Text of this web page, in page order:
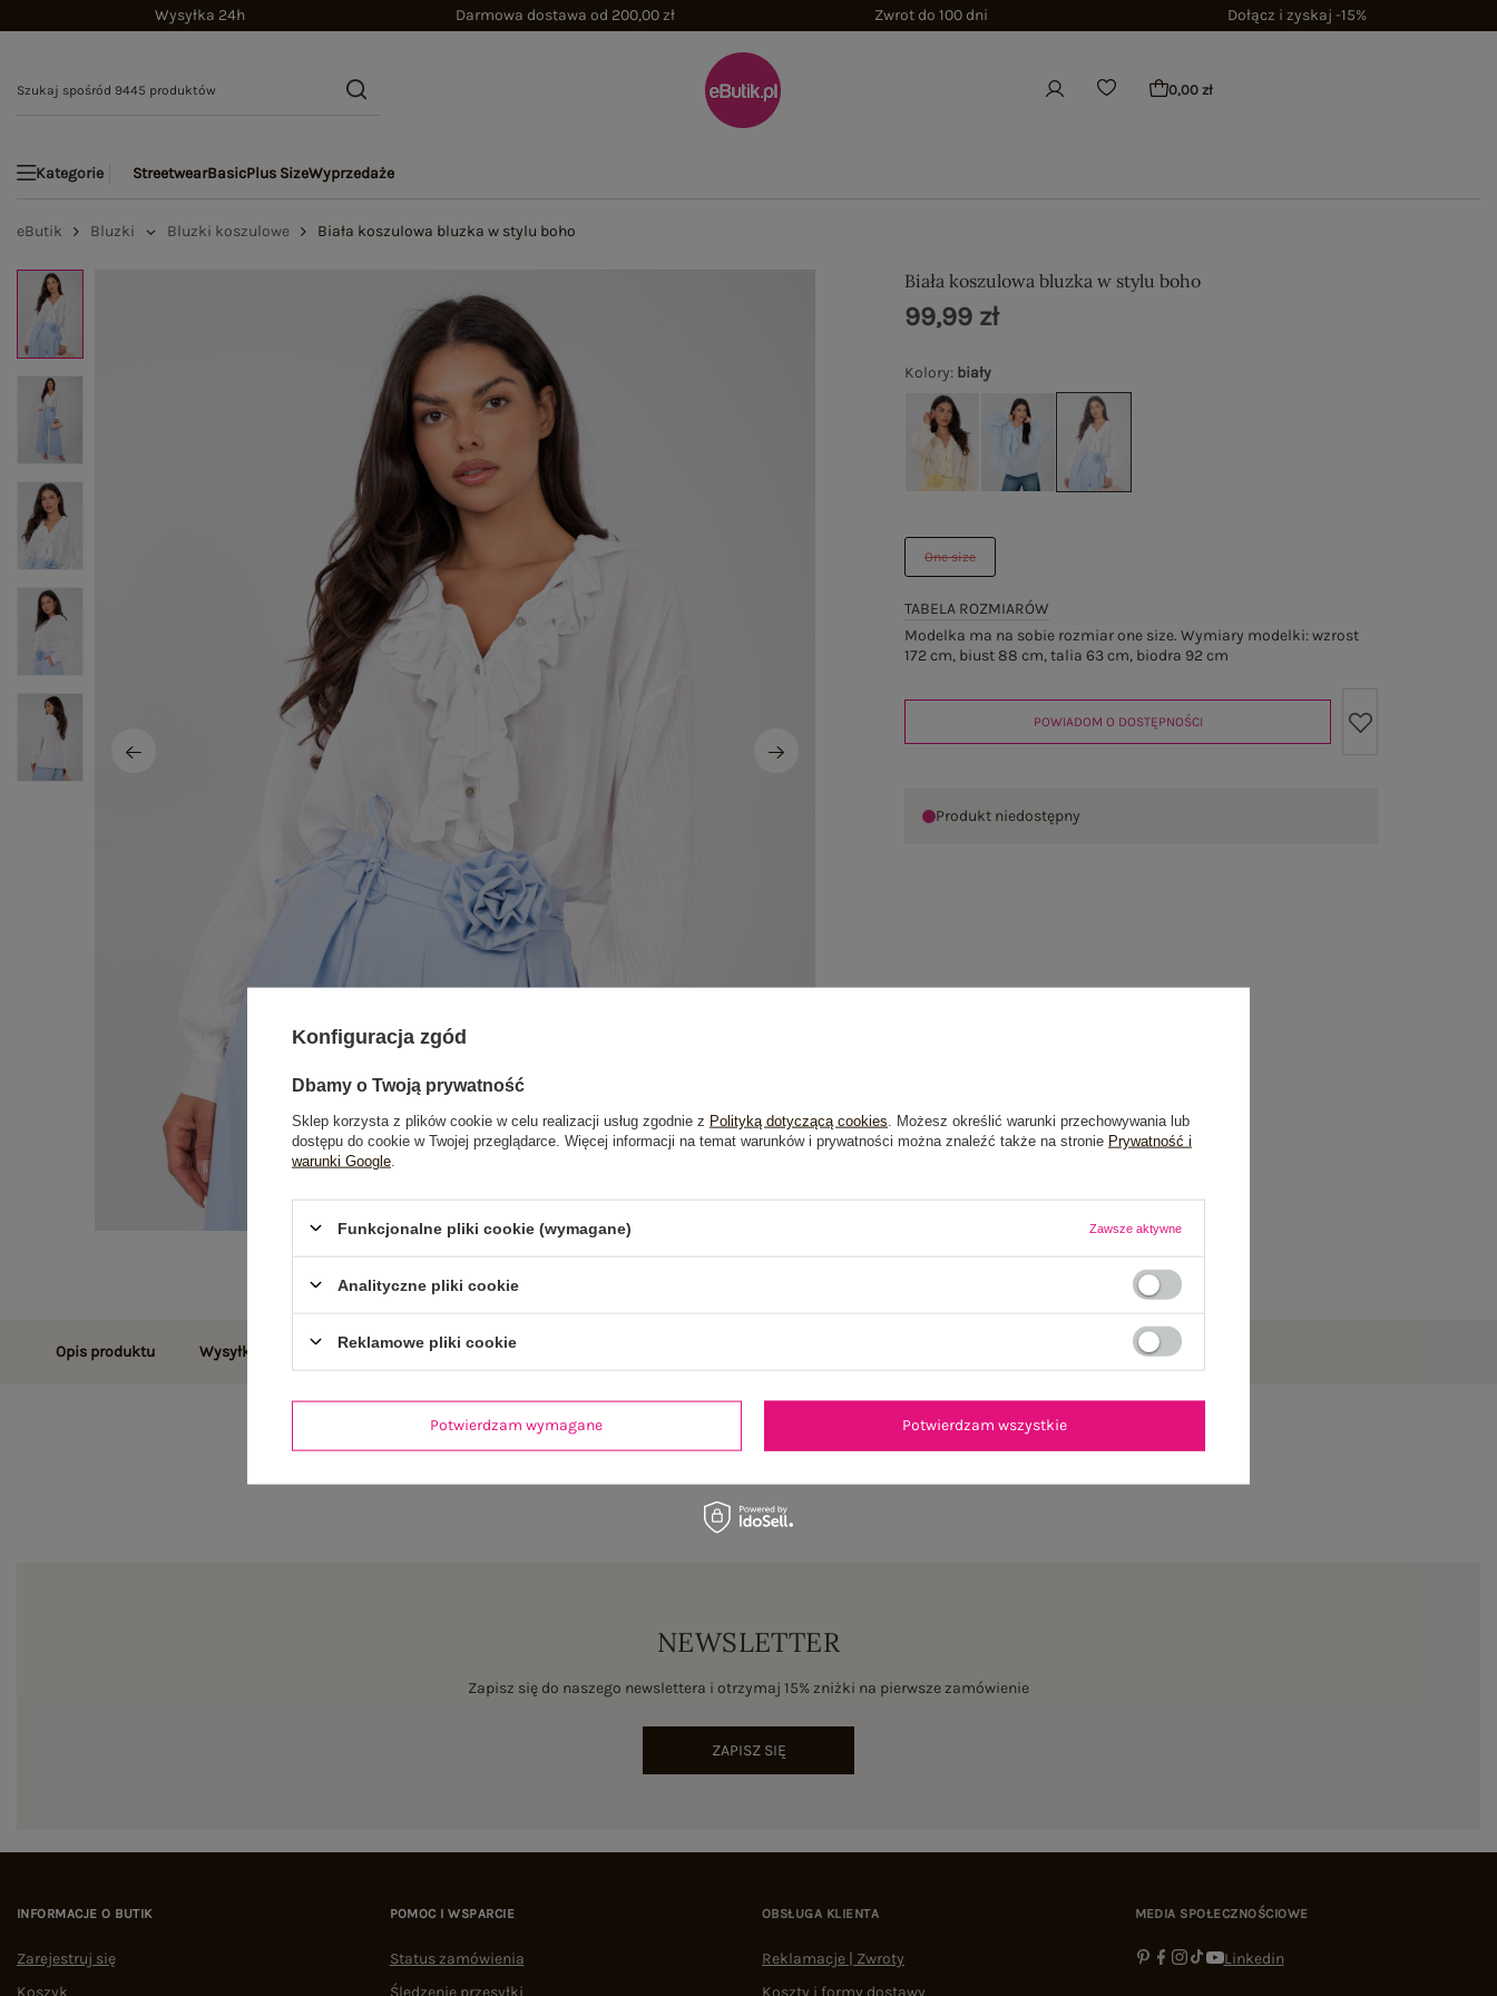
Wysyłka 24h Darmowa dostawa od 200,00 zł Zwrot do 100 dni Dołącz i zyskaj -15%
0,00 zł
Kategorie StreetwearBasicPlus SizeWyprzedaże
eButik Bluzki Bluzki koszulowe Biała koszulowa bluzka w stylu boho
Biała koszulowa bluzka w stylu boho
Kolory: biały
One size
TABELA ROZMIARÓW
Modelka ma na sobie rozmiar one size. Wymiary modelki: wzrost
172 cm, biust 88 cm, talia 63 cm, biodra 92 cm
99,99 zł
POWIADOM O DOSTĘPNOŚCI
Produkt niedostępny
Opis produktu Wysyłka i dostawa Zwroty i reklamacje
NEWSLETTER
Zapisz się do naszego newslettera i otrzymaj 15% zniżki na pierwsze zamówienie
ZAPISZ SIĘ
INFORMACJE O BUTIK
Zarejestruj się
Koszyk
POMOC I WSPARCIE
Status zamówienia
Śledzenie przesyłki
OBSŁUGA KLIENTA
Reklamacje | Zwroty
Koszty i formy dostawy
MEDIA SPOŁECZNOŚCIOWE
Linkedin
Konfiguracja zgód
Dbamy o Twoją prywatność
Sklep korzysta z plików cookie w celu realizacji usług zgodnie z Polityką dotyczącą cookies . Możesz określić warunki przechowywania lub
dostępu do cookie w Twojej przeglądarce. Więcej informacji na temat warunków i prywatności można znaleźć także na stronie Prywatność i
warunki Google
Funkcjonalne pliki cookie (wymagane) Zawsze aktywne
Analityczne pliki cookie
Reklamowe pliki cookie
Potwierdzam wymagane Potwierdzam wszystkie